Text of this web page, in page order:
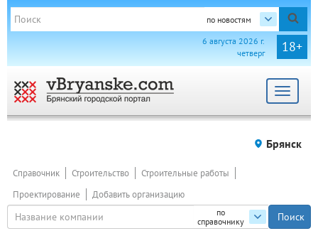
по новостям
18+
6 августа 2026 г.
четверг
Toggle
Брянск
по
справочнику
Справочник Строительство
Строительные работы
Проектирование
Добавить организацию